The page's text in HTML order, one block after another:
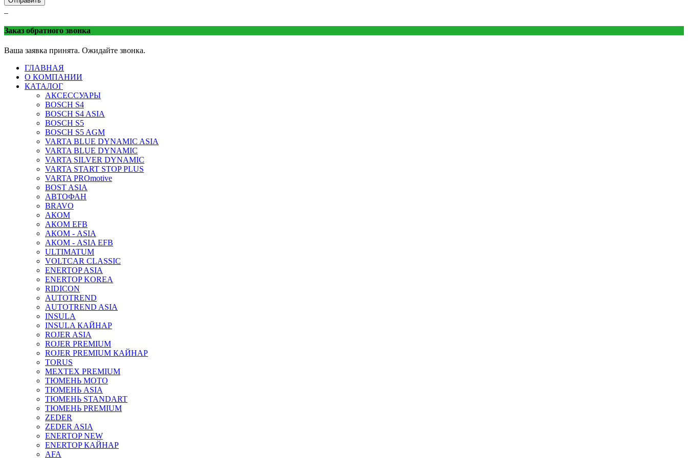
Заказ обратного звонка
Ваша заявка принята. Ожидайте звонка.
ГЛАВНАЯ
О КОМПАНИИ
КАТАЛОГ
АКСЕССУАРЫ
BOSCH S4
BOSCH S4 ASIA
BOSCH S5
BOSCH S5 AGM
VARTA BLUE DYNAMIC ASIA
VARTA BLUE DYNAMIC
VARTA SILVER DYNAMIC
VARTA START STOP PLUS
VARTA PROmotive
BOST ASIA
АВТОФАН
BRAVO
АКОМ
АКОМ EFB
АКОМ - ASIA
АКОМ - ASIA EFB
ULTIMATUM
VOLTCAR CLASSIC
ENERTOP ASIA
ENERTOP KOREA
RIDICON
AUTOTREND
AUTOTREND ASIA
INSULA
INSULA КАЙНАР
ROJER ASIA
ROJER PREMIUM
ROJER PREMIUM КАЙНАР
TORUS
MEXTEX PREMIUM
ТЮМЕНЬ МОТО
ТЮМЕНЬ ASIA
ТЮМЕНЬ STANDART
ТЮМЕНЬ PREMIUM
ZEDER
ZEDER ASIA
ENERTOP NEW
ENERTOP КАЙНАР
AFA